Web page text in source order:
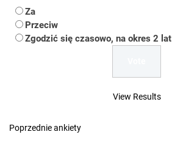
Za
Przeciw
Zgodzić się czasowo, na okres 2 lat
View Results
Poprzednie ankiety